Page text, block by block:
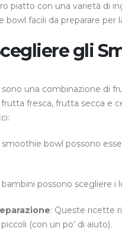
piatto con una varietà di
facili da preparare per
gli
una combinazione di
fresca, frutta secca e
smoothie bowl possono
bambini possono scegliere
: Queste ricette
(con un po’ di aiuto).